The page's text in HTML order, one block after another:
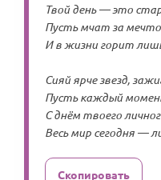
Твой день — это
Пусть мчат за
И в жизни горит
Сияй ярче звезд,
Пусть каждый
С днём твоего
Весь мир сегодня —
Скопировать